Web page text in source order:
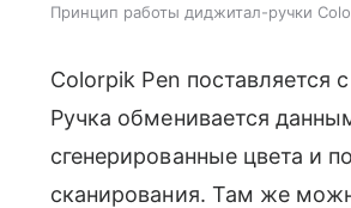
Принцип работы диджитал-ручки
Colorpik Pen
Ручка обменивается
сгенерированные цвета и
сканирования. Там же